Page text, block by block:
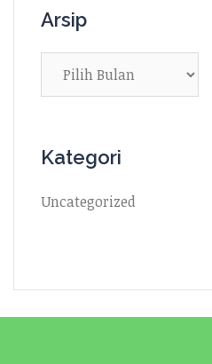
Arsip
Arsip
Kategori
Uncategorized